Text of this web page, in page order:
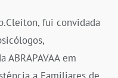
fui convidada
em